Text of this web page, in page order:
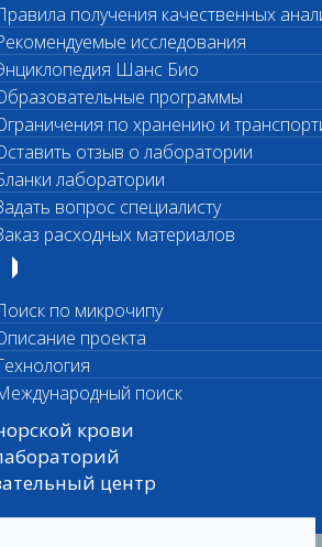
получения качественных
исследования
Шанс Био
программы
по хранению и
отзыв о лаборатории
лаборатории
вопрос специалисту
расходных материалов
по микрочипу
проекта
поиск
крови
центр
исследования
962)
исследования